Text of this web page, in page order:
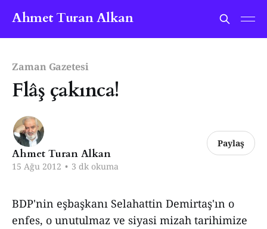
Ahmet Turan Alkan
Zaman Gazetesi
Flâş çakınca!
Ahmet Turan Alkan
15 Ağu 2012 • 3 dk okuma
Paylaş
BDP'nin eşbaşkanı Selahattin Demirtaş'ın o
enfes, o unutulmaz ve siyasi mizah tarihimize